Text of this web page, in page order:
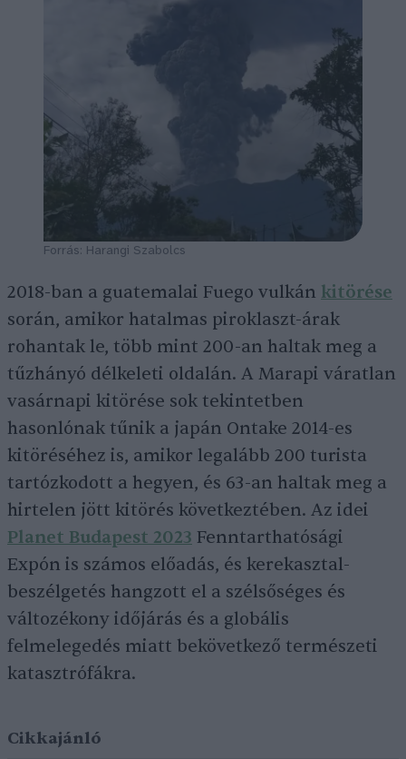
Forrás: Harangi Szabolcs
2018-ban a guatemalai Fuego vulkán kitörése
során, amikor hatalmas piroklaszt-árak
rohantak le, több mint 200-an haltak meg a
tűzhányó délkeleti oldalán. A Marapi váratlan
vasárnapi kitörése sok tekintetben
hasonlónak tűnik a japán Ontake 2014-es
kitöréséhez is, amikor legalább 200 turista
tartózkodott a hegyen, és 63-an haltak meg a
hirtelen jött kitörés következtében. Az idei
Planet Budapest 2023 Fenntarthatósági
Expón is számos előadás, és kerekasztal-
beszélgetés hangzott el a szélsőséges és
változékony időjárás és a globális
felmelegedés miatt bekövetkező természeti
katasztrófákra.
Cikkajánló